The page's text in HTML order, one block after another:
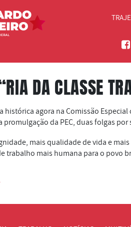
DA CLASSE
histórica agora na Comissão
promulgação da PEC, duas folgas
mais qualidade de vida e
trabalho mais humana para o povo